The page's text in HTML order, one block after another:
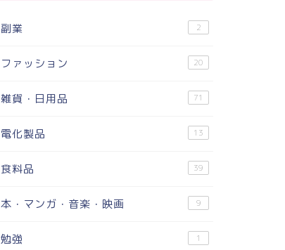
副業 2
ファッション 20
雑貨・日用品 71
電化製品 13
食料品 39
本・マンガ・音楽・映画 9
勉強 1